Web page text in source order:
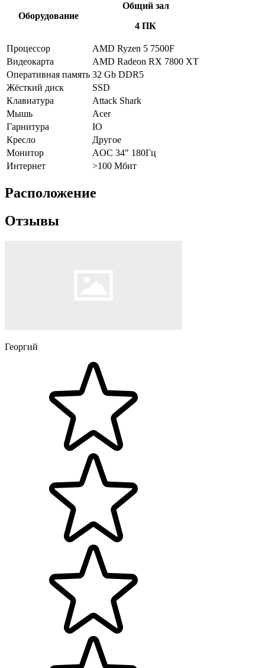
Оборудование
Общий зал
4 ПК
Процессор
AMD Ryzen 5 7500F
Видеокарта
AMD Radeon RX 7800 XT
Оперативная память 32 Gb DDR5
Жёсткий диск
SSD
Клавиатура
Attack Shark
Мышь
Acer
Гарнитура
IO
Кресло
Другое
Монитор
AOC 34" 180Гц
Интернет
>100 Мбит
Расположение
Отзывы
Георгий